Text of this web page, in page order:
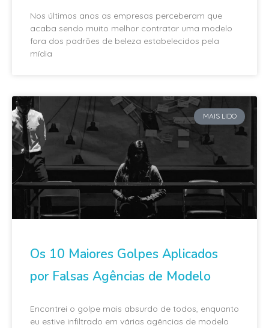
Nos últimos anos as empresas perceberam que
acaba sendo muito melhor contratar uma modelo
fora dos padrões de beleza estabelecidos pela
mídia
MAIS LIDO
Os 10 Maiores Golpes Aplicados
por Falsas Agências de Modelo
Encontrei o golpe mais absurdo de todos, enquanto
eu estive infiltrado em várias agências de modelo